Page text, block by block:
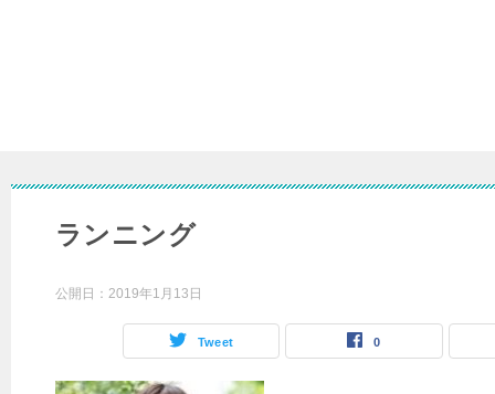
ランニング
公開日： 2019年1月13日
Tweet 0